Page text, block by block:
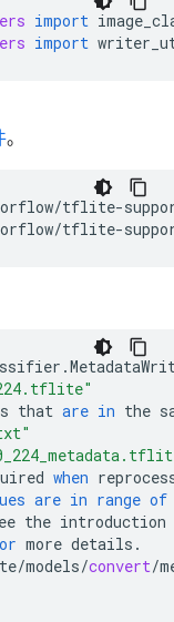
import
import
。
tflite-
tflite-
.
that are in the
when
are in range of
the introduction
more details .
/models/convert/